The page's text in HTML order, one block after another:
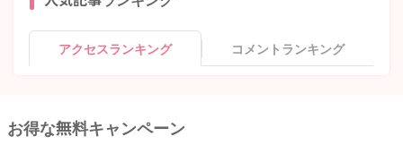
アクセスランキング コメントランキング
お得な無料キャンペーン